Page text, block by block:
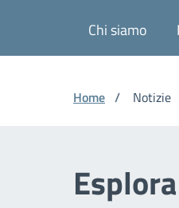
Chi siamo
Home / Notizie